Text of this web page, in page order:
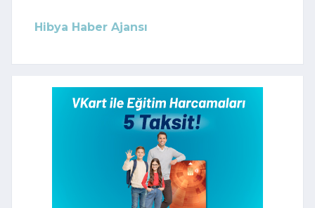
Hibya Haber Ajansı